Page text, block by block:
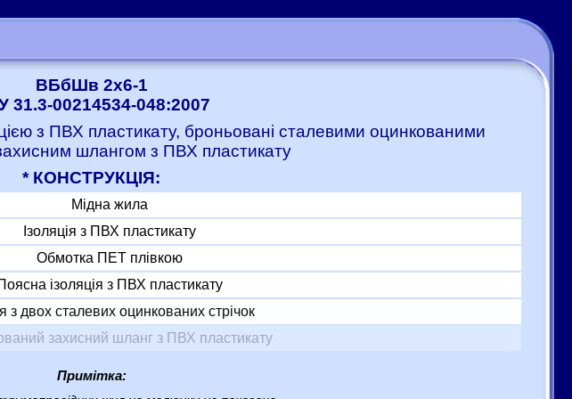
ВБбШв 2x6-1
31.3-00214534-048:2007
з ПВХ пластикату, броньовані сталевими оцинкованими
захисним шлангом з ПВХ пластикату
* КОНСТРУКЦІЯ:
Мідна жила
Ізоляція з ПВХ пластикату
Обмотка ПЕТ плівкою
ізоляція з ПВХ пластикату
з двох сталевих оцинкованих стрічок
захисний шланг з ПВХ пластикату
Примітка: